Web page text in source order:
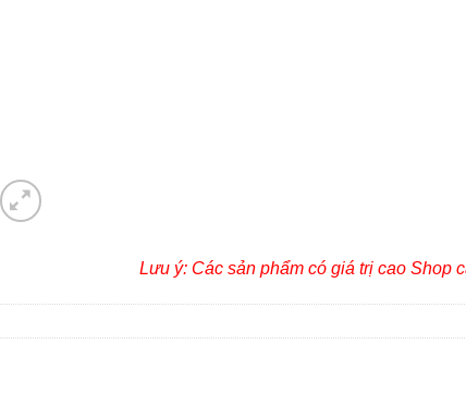
Lưu ý: Các sản phẩm có giá trị cao Shop